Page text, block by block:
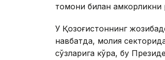
томони билан
У Қозоғистоннинг
навбатда, молия
сўзларига кўра, бу